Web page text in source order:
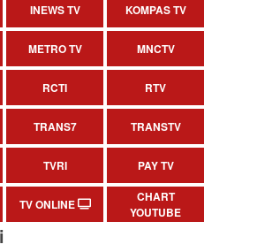
INEWS TV KOMPAS TV
METRO TV MNCTV
RCTI RTV
TRANS7 TRANSTV
TVRI PAY TV
TV ONLINE
CHART
YOUTUBE